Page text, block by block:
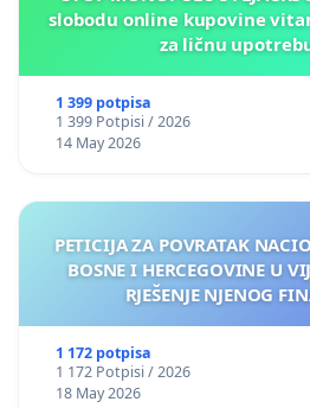
slobodu online kupovine
za ličnu
1 399 potpisa
1 399 Potpisi / 2026
14 May 2026
PETICIJA ZA POVRATAK
BOSNE I HERCEGOVINE U
RJEŠENJE NJENOG
1 172 potpisa
1 172 Potpisi / 2026
18 May 2026